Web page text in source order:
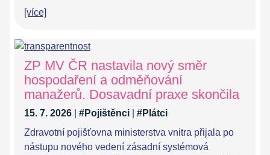
[více]
ZP MV ČR nastavila nový směr
hospodaření a odměňování
manažerů. Dosavadní praxe skončila
15. 7. 2026 #Pojištěnci
#Plátci
Zdravotní pojišťovna ministerstva vnitra přijala po
nástupu nového vedení zásadní systémová